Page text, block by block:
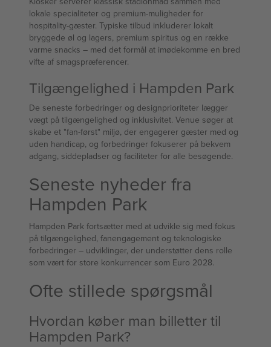
lokale specialiteter og premium-muligheder for
hospitality-gæster. Typiske tilbud inkluderer lokalt
bryggede øl og lagers, premium spiritus og en række
varme snacks – med det formål at imødekomme en bred
vifte af smagspræferencer.
Tilgængelighed i Hampden Park
De seneste forbedringer og designprioriteter lægger
vægt på tilgængelighed og inklusivitet. Venue søger at
skabe et "fan-først" miljø, der engagerer gæster med og
uden handicap, og forbedringer fokuserer på bekvem
adgang, siddepladser og faciliteter for alle besøgende.
Seneste nyheder fra
Hampden Park
Hampden Park fortsætter med at udvikle sig med fokus
på tilgængelighed, fanengagement og teknologiske
forbedringer – udviklinger, der understøtter dens rolle
som vært for store konkurrencer som Euro 2028.
Ofte stillede spørgsmål
Hvordan køber man billetter til
Hampden Park?